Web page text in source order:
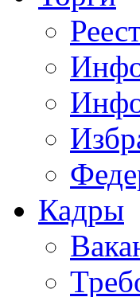
Кадры